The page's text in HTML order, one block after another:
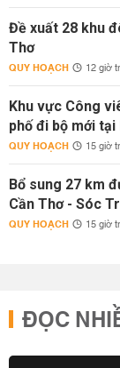
Đề xuất 28 khu
Thơ
QUY HOẠCH 12 giờ
Khu vực Công
phố đi bộ mới tại
QUY HOẠCH 15 giờ
Bổ sung 27 km
Cần Thơ - Sóc
QUY HOẠCH 15 giờ
ĐỌC